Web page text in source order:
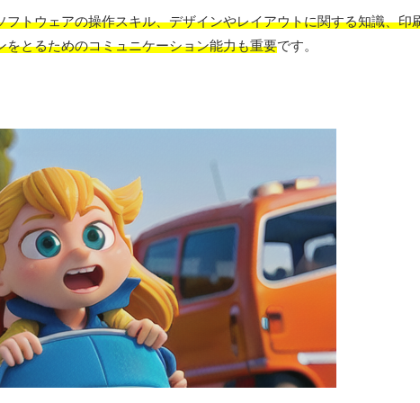
フトウェアの操作スキル、デザインやレイアウトに関する知識、印
をとるためのコミュニケーション能力も重要です。